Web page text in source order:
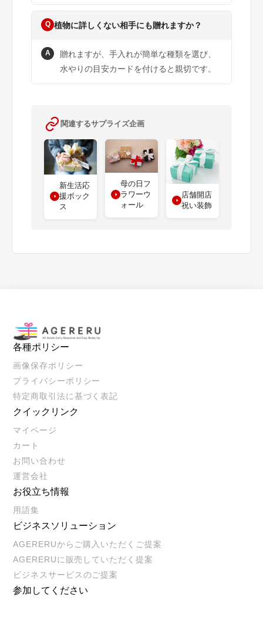
Q 植物に詳しくない相手にも贈れますか？
A
贈れますが、手入れが簡単な種類を選び、
水やりの目安カードを付けると親切です。
関連するサプライズ企画
新生活応
援ボック
ス
母の日フ
ラワーウ
ォール
店舗開店
祝い装飾
各種ポリシー
画像保存ポリシー
プライバシーポリシー
特定商取引法に基づく表記
クイックリンク
マイページ
カート
お問い合わせ
運営会社
お役立ち情報
用語集
ビジネスソリューション
AGERERUからご購入いただくご提案
AGERERUに販売していただく提案
ビジネスサービスのご提案
参加してください